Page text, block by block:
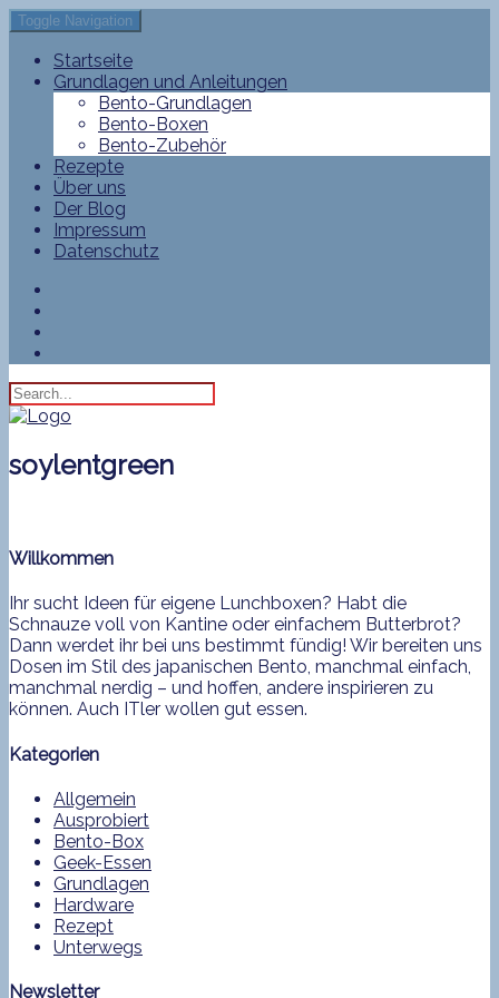
Toggle Navigation
Startseite
Grundlagen und Anleitungen
Bento-Grundlagen
Bento-Boxen
Bento-Zubehör
Rezepte
Über uns
Der Blog
Impressum
Datenschutz
soylentgreen
Willkommen
Ihr sucht Ideen für eigene Lunchboxen? Habt die
Schnauze voll von Kantine oder einfachem Butterbrot?
Dann werdet ihr bei uns bestimmt fündig! Wir bereiten uns
Dosen im Stil des japanischen Bento, manchmal einfach,
manchmal nerdig – und hoffen, andere inspirieren zu
können. Auch ITler wollen gut essen.
Kategorien
Allgemein
Ausprobiert
Bento-Box
Geek-Essen
Grundlagen
Hardware
Rezept
Unterwegs
Newsletter